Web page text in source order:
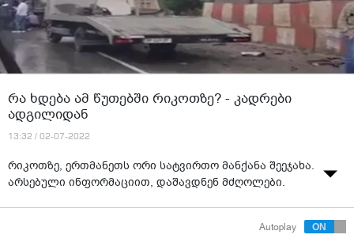
რა ხდება ამ წუთებში რიკოთზე? - კადრები
ადგილიდან
13:32 / 02-07-2022
რიკოთზე, ერთმანეთს ორი სატვირთო მანქანა შეეჯახა.
არსებული ინფორმაციით, დაშავდნენ მძღოლები.
Autoplay